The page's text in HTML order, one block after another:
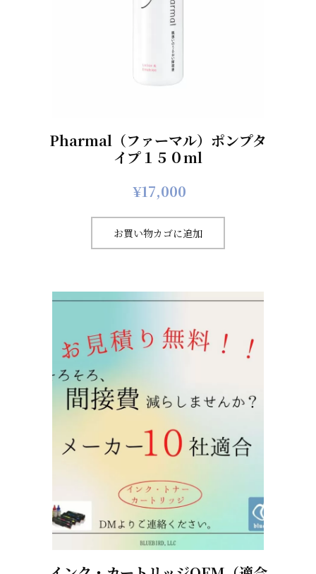
Pharmal（ファーマル）ポンプタ
イプ１５０ml
¥17,000
お買い物カゴに追加